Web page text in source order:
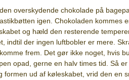
overskydende chokolade på
igen. Chokoladen kommes
og hæld den resterende
indtil der ingen luftbobler er mere.
frem. Det gør ikke noget, hvis
opad, gerne en halv times tid. Så
formen ud af køleskabet, vrid den en